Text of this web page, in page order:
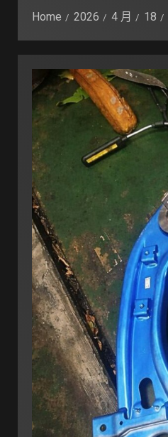
Home 2026 4 月 18